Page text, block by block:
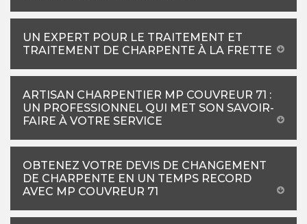
UN EXPERT POUR LE TRAITEMENT ET
TRAITEMENT DE CHARPENTE À LA FRETTE
ARTISAN CHARPENTIER MP COUVREUR 71 :
UN PROFESSIONNEL QUI MET SON SAVOIR-
FAIRE À VOTRE SERVICE
OBTENEZ VOTRE DEVIS DE CHANGEMENT
DE CHARPENTE EN UN TEMPS RECORD
AVEC MP COUVREUR 71